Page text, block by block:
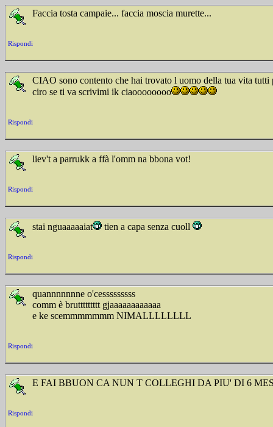
Faccia tosta campaie... faccia moscia murette...
Rispondi
CIAO sono contento che hai trovato l uomo della tua vita tutti
ciro se ti va scrivimi ik ciaoooooooo
Rispondi
liev't a parrukk a ffà l'omm na bbona vot!
Rispondi
stai nguaaaaaiat tien a capa senza cuoll
Rispondi
quannnnnnne o'cesssssssss
comm è bruttttttttt gjaaaaaaaaaaaa
e ke scemmmmmmm NIMALLLLLLLL
Rispondi
E FAI BBUON CA NUN T COLLEGHI DA PIU' DI 6
Rispondi